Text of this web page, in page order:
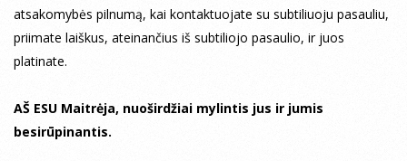
atsakomybės pilnumą, kai kontaktuojate su subtiliuoju pasauliu,
priimate laiškus, ateinančius iš subtiliojo pasaulio, ir juos
platinate.
AŠ ESU Maitrėja, nuoširdžiai mylintis jus ir jumis
besirūpinantis.